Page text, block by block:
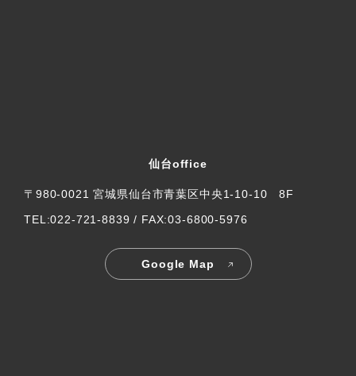
仙台office
〒980-0021 宮城県仙台市青葉区中央1-10-10 8F
TEL:022-721-8839 / FAX:03-6800-5976
Google Map